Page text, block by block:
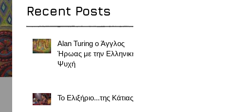
Recent Posts
Alan Turing ο Άγγλος
Ήρωας με την Ελληνική
Ψυχή
Το Ελιξήριο...της Κάτιας